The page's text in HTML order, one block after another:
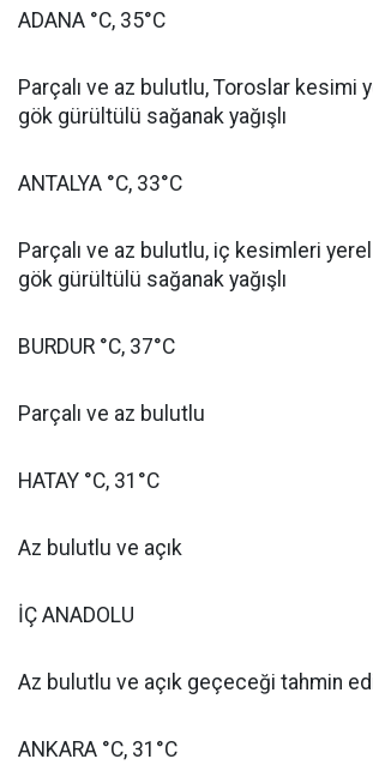
ADANA °C, 35°C
Parçalı ve az bulutlu, Toroslar kesimi
gök gürültülü sağanak yağışlı
ANTALYA °C, 33°C
Parçalı ve az bulutlu, iç kesimleri
gök gürültülü sağanak yağışlı
BURDUR °C, 37°C
Parçalı ve az bulutlu
HATAY °C, 31°C
Az bulutlu ve açık
İÇ ANADOLU
Az bulutlu ve açık geçeceği tahmin
ANKARA °C, 31°C